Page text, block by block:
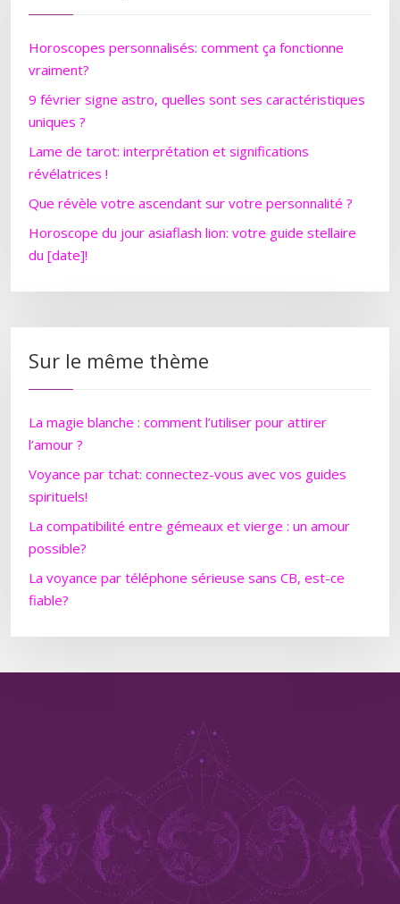
Horoscopes personnalisés: comment ça fonctionne
vraiment?
9 février signe astro, quelles sont ses caractéristiques
uniques ?
Lame de tarot: interprétation et significations
révélatrices !
Que révèle votre ascendant sur votre personnalité ?
Horoscope du jour asiaflash lion: votre guide stellaire
du [date]!
Sur le même thème
La magie blanche : comment l’utiliser pour attirer
l’amour ?
Voyance par tchat: connectez-vous avec vos guides
spirituels!
La compatibilité entre gémeaux et vierge : un amour
possible?
La voyance par téléphone sérieuse sans CB, est-ce
fiable?